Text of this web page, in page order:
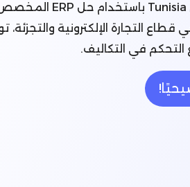
التجارة الإلكترونية
في التكاليف.